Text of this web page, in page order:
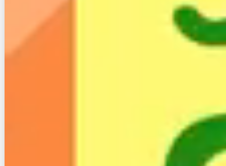
2015年から始まった光コラボレーションの普及により
多くの事業者が顧客の集客に力を入れています。
などなど・・実際に光コラボへの乗り換えによりこのよ
もし、あなたがフレッツ光に戻す方法を知りたい、電話
番号を変えずに元へ戻したいなどのお悩みがあれば